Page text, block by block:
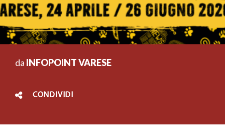
da INFOPOINT VARESE
CONDIVIDI